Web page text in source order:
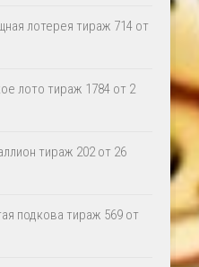
лотерея тираж 714 от
лото тираж 1784 от 2
тираж 202 от 26
подкова тираж 569 от